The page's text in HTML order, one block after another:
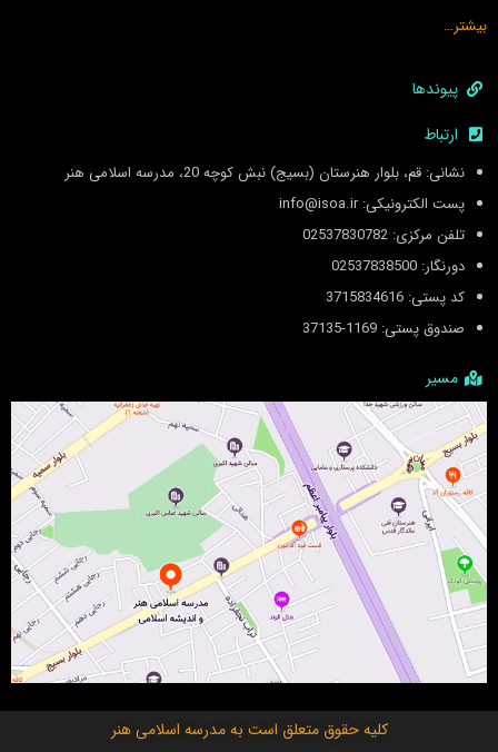
بیشتر…
پیوندها
ارتباط
نشانی: قم، بلوار هنرستان (بسیج) نبش کوچه 20، مدرسه اسلامی هنر
پست الکترونیکی: info@isoa.ir
تلفن مرکزی: 02537830782
دورنگار: 02537838500
کد پستی: 3715834616
صندوق پستی: 1169-37135
مسیر
کلیه حقوق متعلق است بهمدرسه اسلامی هنر